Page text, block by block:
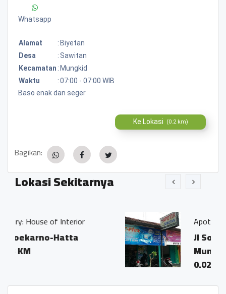
Whatsapp
Alamat : Biyetan
Desa
: Sawitan
Kecamatan : Mungkid
Waktu
:07:00 - 07:00 WIB
Baso enak dan seger
Ke Lokasi (0.2 km)
Bagikan:
Lokasi Sekitarnya
Apotik Sawitan
Jl Soekarno Hatta Kota
Mungkid
0.02 KM